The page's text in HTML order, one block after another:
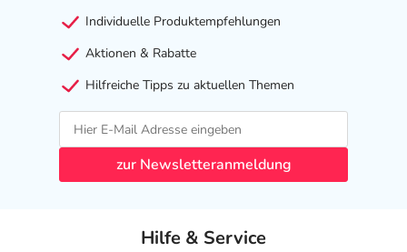
Individuelle Produktempfehlungen
Aktionen & Rabatte
Hilfreiche Tipps zu aktuellen Themen
zur Newsletteranmeldung
Hilfe & Service